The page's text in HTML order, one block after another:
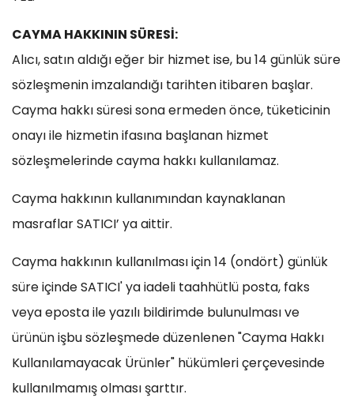
CAYMA HAKKININ SÜRESİ:
Alıcı, satın aldığı eğer bir hizmet ise, bu 14 günlük süre
sözleşmenin imzalandığı tarihten itibaren başlar.
Cayma hakkı süresi sona ermeden önce, tüketicinin
onayı ile hizmetin ifasına başlanan hizmet
sözleşmelerinde cayma hakkı kullanılamaz.
Cayma hakkının kullanımından kaynaklanan
masraflar SATICI’ ya aittir.
Cayma hakkının kullanılması için 14 (ondört) günlük
süre içinde SATICI' ya iadeli taahhütlü posta, faks
veya eposta ile yazılı bildirimde bulunulması ve
ürünün işbu sözleşmede düzenlenen "Cayma Hakkı
Kullanılamayacak Ürünler" hükümleri çerçevesinde
kullanılmamış olması şarttır.